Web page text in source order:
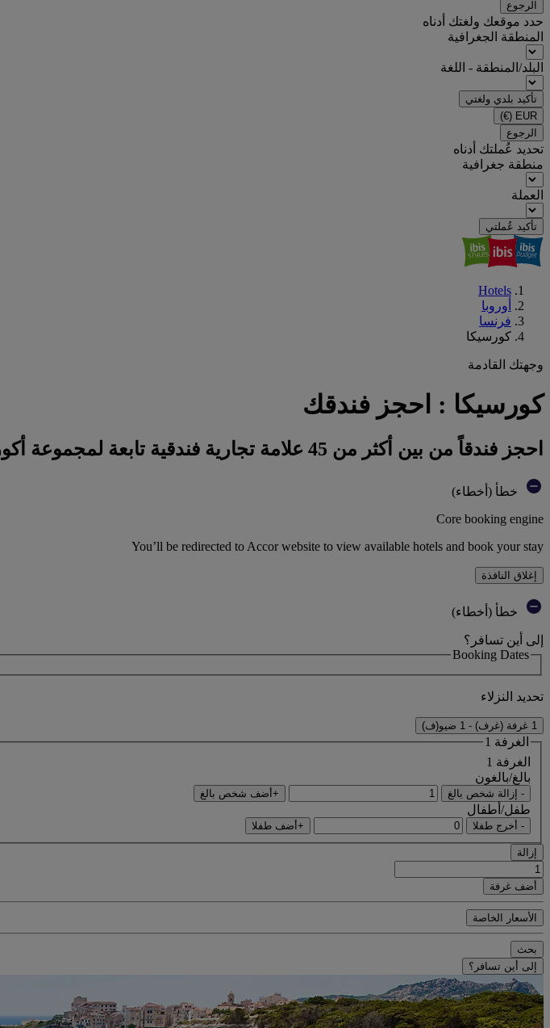
الرجوع
حدد موقعك ولغتك أدناه
المنطقة الجغرافية
البلد/المنطقة - اللغة
تأكيد بلدي ولغتي
EUR
(€)
الرجوع
تحديد عُملتك أدناه
منطقة جغرافية
العملة
تأكيد عُملتي
Hotels
أوروبا
فرنسا
كورسيكا
وجهتك القادمة
كورسيكا : احجز فندقك
احجز فندقاً من بين أكثر من 45 علامة تجارية فندقية تابعة لمجموعة أكور
خطأ (أخطاء)
Core booking engine
You’ll be redirected to Accor website to view available hotels and book your stay
إغلاق النافذة
خطأ (أخطاء)
إلى أين تسافر؟
Booking Dates
تحديد النزلاء
1 غرفة (غرف) - 1 ضيو(ف)
الغرفة 1
الغرفة 1
بالغ/بالغون
- إزالة شخص بالغ +أضف شخص بالغ
طفل/أطفال
- أخرج طفلا +أضف طفلا
إزالة
أضف غرفة
الأسعار الخاصة
بحث
إلى أين تسافر؟